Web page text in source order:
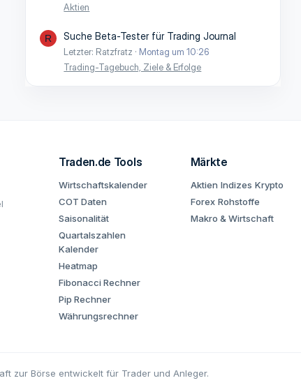
Aktien
R Suche Beta-Tester für Trading Journal
Letzter: Ratzfratz
Montag um 10:26
Trading-Tagebuch, Ziele & Erfolge
Traden.de Tools
Wirtschaftskalender
COT Daten
Saisonalität
Quartalszahlen
Kalender
Heatmap
Fibonacci Rechner
Pip Rechner
Währungsrechner
Märkte
Aktien Indizes Krypto
Forex Rohstoffe
Makro & Wirtschaft
zur Börse entwickelt für Trader und Anleger.